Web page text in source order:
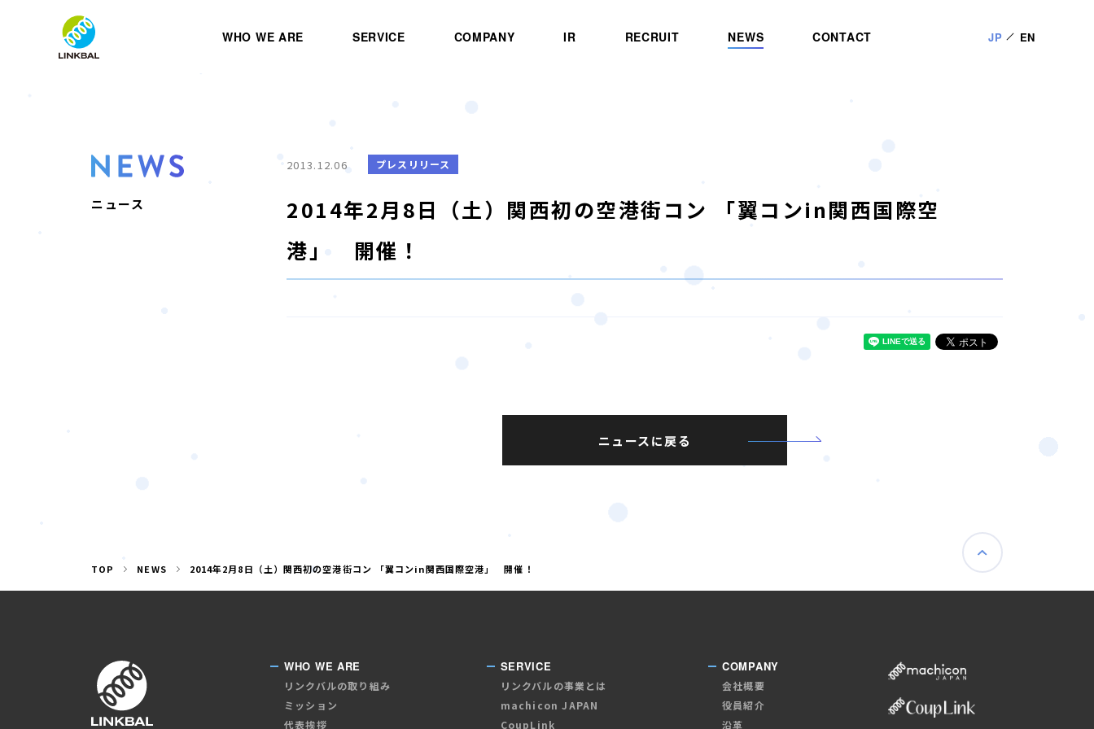
WHO WE ARE SERVICE COMPANY IR RECRUIT NEWS CONTACT JP EN
ニュース
2013.12.06 プレスリリース
2014年2月8日（土）関西初の空港街コン 「翼コンin関西国際空
港」 開催！
ニュースに戻る
TOP NEWS 2014年2月8日（土）関西初の空港街コン 「翼コンin関西国際空港」 開催！
WHO WE ARE
リンクバルの取り組み
ミッション
代表挨拶
SERVICE
リンクバルの事業とは
machicon JAPAN
CoupLink
COMPANY
会社概要
役員紹介
沿革